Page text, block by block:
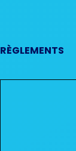
RÈGLEMENTS